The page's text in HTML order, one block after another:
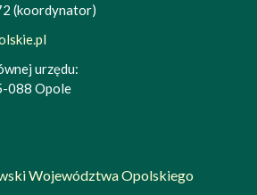
(koordynator)
urzędu:
088 Opole
Województwa Opolskiego